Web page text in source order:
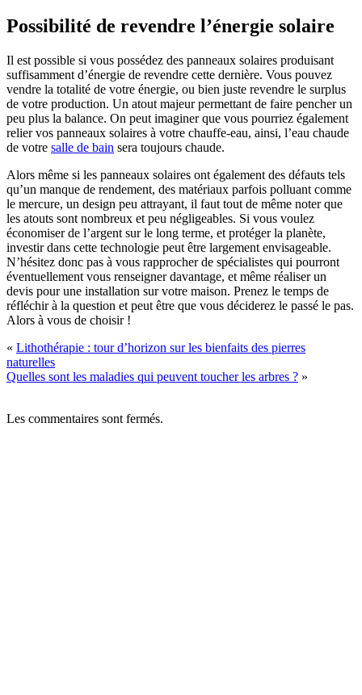
Possibilité de revendre l’énergie solaire
Il est possible si vous possédez des panneaux solaires produisant
suffisamment d’énergie de revendre cette dernière. Vous pouvez
vendre la totalité de votre énergie, ou bien juste revendre le surplus
de votre production. Un atout majeur permettant de faire pencher un
peu plus la balance. On peut imaginer que vous pourriez également
relier vos panneaux solaires à votre chauffe-eau, ainsi, l’eau chaude
de votre salle de bain sera toujours chaude.
Alors même si les panneaux solaires ont également des défauts tels
qu’un manque de rendement, des matériaux parfois polluant comme
le mercure, un design peu attrayant, il faut tout de même noter que
les atouts sont nombreux et peu négligeables. Si vous voulez
économiser de l’argent sur le long terme, et protéger la planète,
investir dans cette technologie peut être largement envisageable.
N’hésitez donc pas à vous rapprocher de spécialistes qui pourront
éventuellement vous renseigner davantage, et même réaliser un
devis pour une installation sur votre maison. Prenez le temps de
réfléchir à la question et peut être que vous déciderez le passé le pas.
Alors à vous de choisir !
« Lithothérapie : tour d’horizon sur les bienfaits des pierres
naturelles
Quelles sont les maladies qui peuvent toucher les arbres ? »
Les commentaires sont fermés.